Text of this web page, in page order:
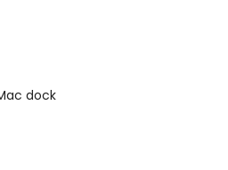
dock